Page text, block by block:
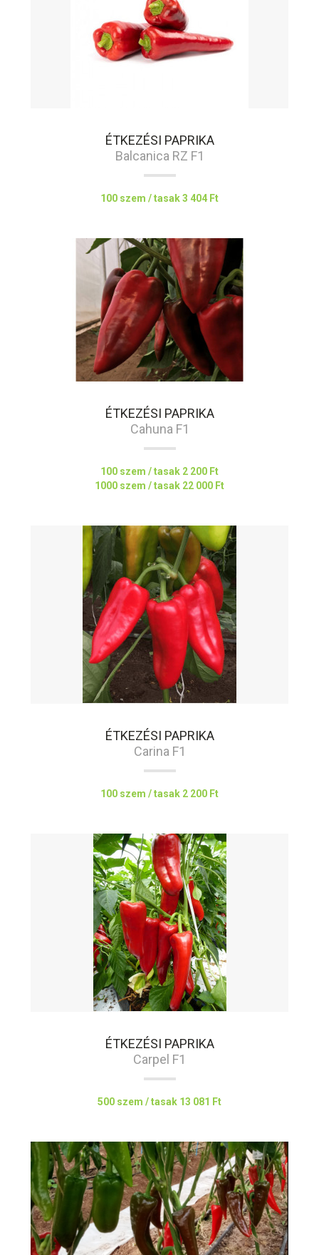
ÉTKEZÉSI PAPRIKA
Balcanica RZ F1
100 szem / tasak3 404 Ft
ÉTKEZÉSI PAPRIKA
Cahuna F1
100 szem / tasak 2 200 Ft
1000 szem / tasak 22 000 Ft
ÉTKEZÉSI PAPRIKA
Carina F1
100 szem / tasak 2 200 Ft
ÉTKEZÉSI PAPRIKA
Carpel F1
500 szem / tasak 13 081 Ft